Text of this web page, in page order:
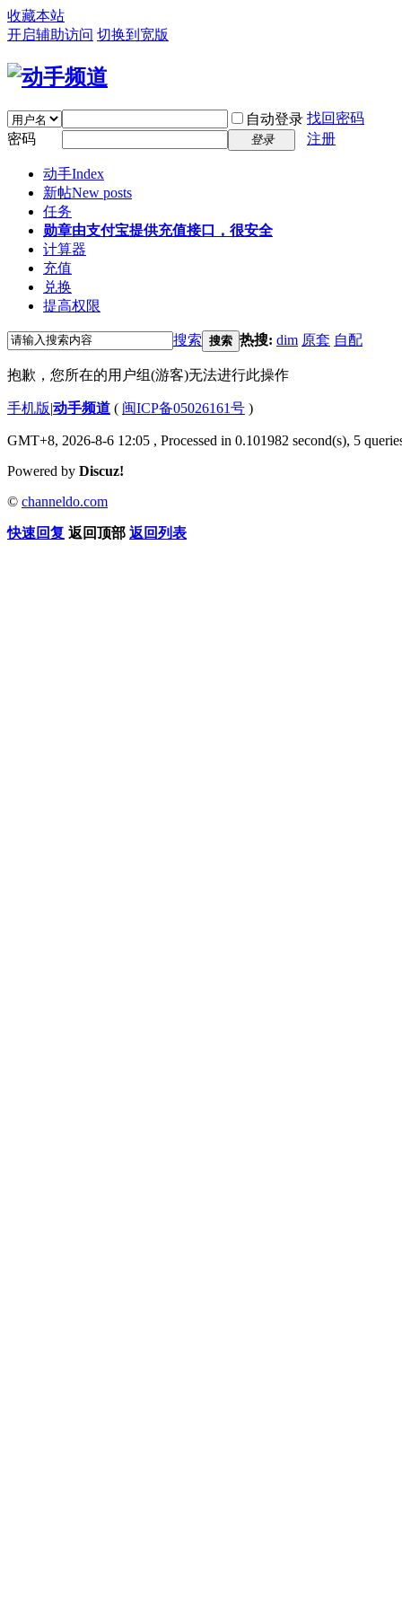
收藏本站
开启辅助访问 切换到宽版
自动登录 找回密码
密码
登录 注册
动手Index
新帖New posts
任务
勋章由支付宝提供充值接口，很安全
计算器
充值
兑换
提高权限
搜索 搜索 热搜: dim 原套 自配
抱歉，您所在的用户组(游客)无法进行此操作
手机版|动手频道 ( 闽ICP备05026161号 )
GMT+8, 2026-8-6 12:05 , Processed in 0.101982 second(s), 5
Powered by Discuz!
© channeldo.com
快速回复 返回顶部 返回列表